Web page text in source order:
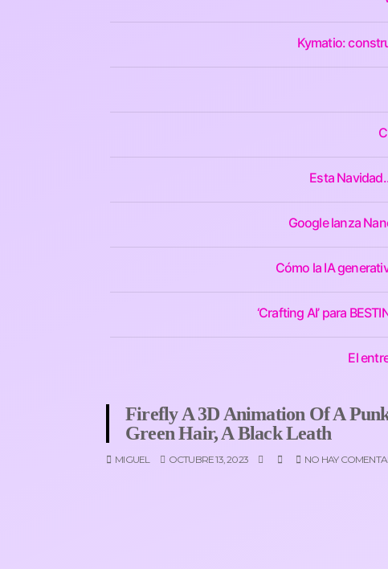
Kymatio:
Esta
Google lanza
Cómo la IA
‘Crafting AI’ para
El
Firefly A 3D Animation Of A
Green Hair, A Black Leath
MIGUEL OCTUBRE 13, 2023 NO HAY